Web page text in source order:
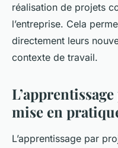
réalisation de projets
l’entreprise. Cela
directement leurs
contexte de travail.
mise en
L’apprentissage par